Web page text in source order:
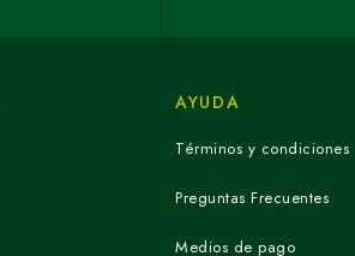
AYUDA
Términos y condiciones
Preguntas Frecuentes
Medios de pago